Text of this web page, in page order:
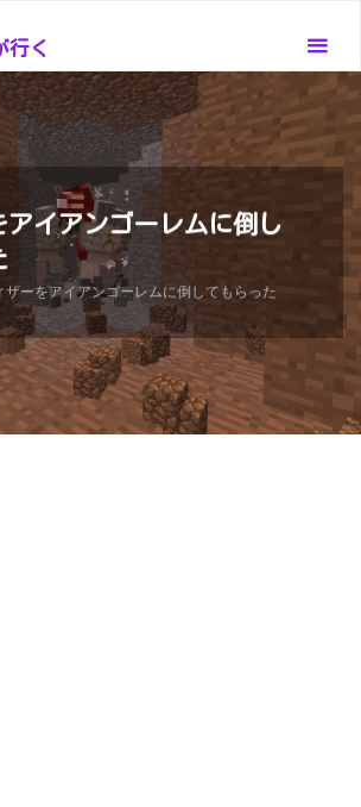
行く
アイアンゴーレムに倒し
ザーをアイアンゴーレムに倒してもらった